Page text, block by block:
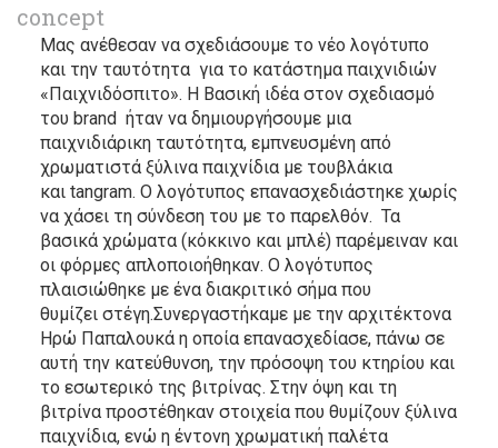
concept
Μας ανέθεσαν να σχεδιάσουμε το νέο λογότυπο
και την ταυτότητα για το κατάστημα παιχνιδιών
«Παιχνιδόσπιτο». Η Βασική ιδέα στον σχεδιασμό
του brand ήταν να δημιουργήσουμε μια
παιχνιδιάρικη ταυτότητα, εμπνευσμένη από
χρωματιστά ξύλινα παιχνίδια με τουβλάκια
και tangram. Ο λογότυπος επανασχεδιάστηκε χωρίς
να χάσει τη σύνδεση του με το παρελθόν. Τα
βασικά χρώματα (κόκκινο και μπλέ) παρέμειναν και
οι φόρμες απλοποιοήθηκαν. Ο λογότυπος
πλαισιώθηκε με ένα διακριτικό σήμα που
θυμίζει στέγη.Συνεργαστήκαμε με την αρχιτέκτονα
Ηρώ Παπαλουκά η οποία επανασχεδίασε, πάνω σε
αυτή την κατεύθυνση, την πρόσοψη του κτηρίου και
το εσωτερικό της βιτρίνας. Στην όψη και τη
βιτρίνα προστέθηκαν στοιχεία που θυμίζουν ξύλινα
παιχνίδια, ενώ η έντονη χρωματική παλέτα